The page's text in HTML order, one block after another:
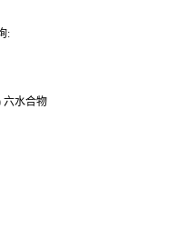
:
六水合物